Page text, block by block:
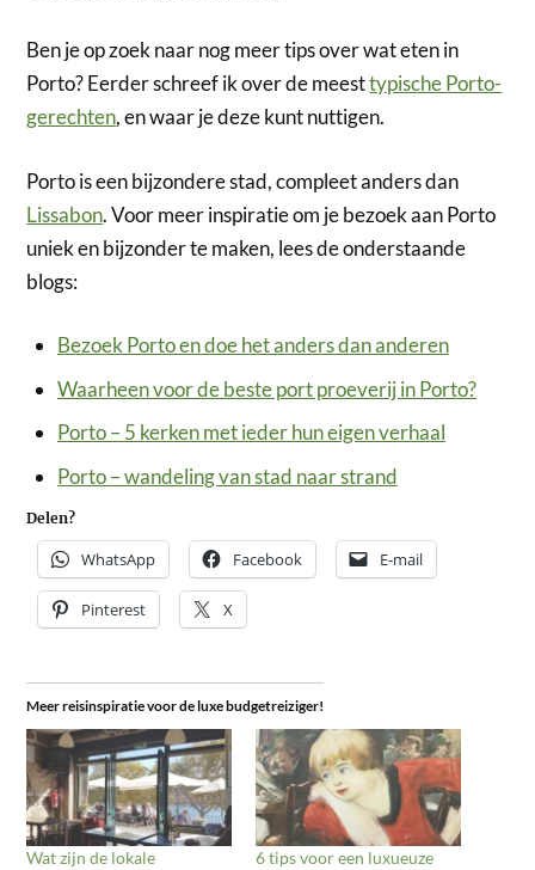
Ben je op zoek naar nog meer tips over wat eten in
Porto? Eerder schreef ik over de meesttypische Porto-
gerechten, en waar je deze kunt nuttigen.
Porto is een bijzondere stad, compleet anders dan
Lissabon. Voor meer inspiratie om je bezoek aan Porto
uniek en bijzonder te maken, lees de onderstaande
blogs:
Bezoek Porto en doe het anders dan anderen
Waarheen voor de beste port proeverij in Porto?
Porto – 5 kerken met ieder hun eigen verhaal
Porto – wandeling van stad naar strand
Delen?
WhatsApp Facebook E-mail
Pinterest X
Meer reisinspiratie voor de luxe budgetreiziger!
Wat zijn de lokale
6 tips voor een luxueuze